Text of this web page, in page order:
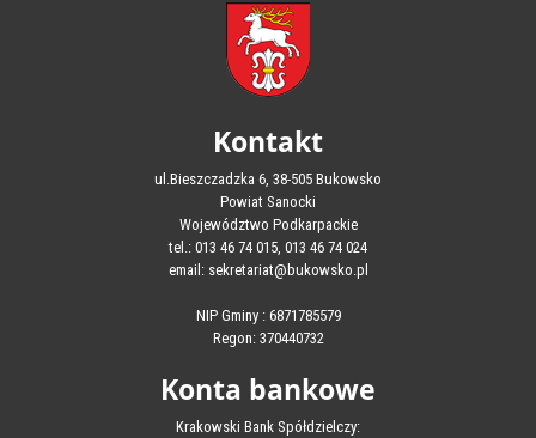
Kontakt
ul.Bieszczadzka 6, 38-505 Bukowsko
Powiat Sanocki
Województwo Podkarpackie
tel.: 013 46 74 015, 013 46 74 024
email: sekretariat@bukowsko.pl
NIP Gminy : 6871785579
Regon: 370440732
Konta bankowe
Krakowski Bank Spółdzielczy: